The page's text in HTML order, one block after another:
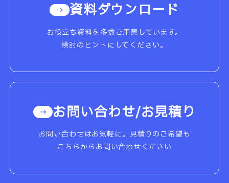
資料ダウンロード
お役立ち資料を多数ご用意しています。
検討のヒントにしてください。
お問い合わせ/お見積り
お問い合わせはお気軽に。見積りのご希望も
こちらからお問い合わせください